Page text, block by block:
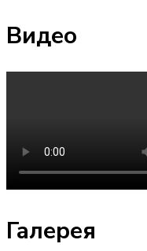
Видео
Галерея